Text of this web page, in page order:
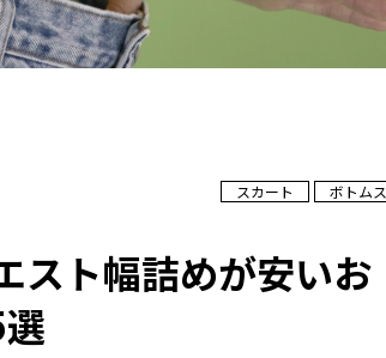
スカート ボトムス
スト幅詰めが安いお